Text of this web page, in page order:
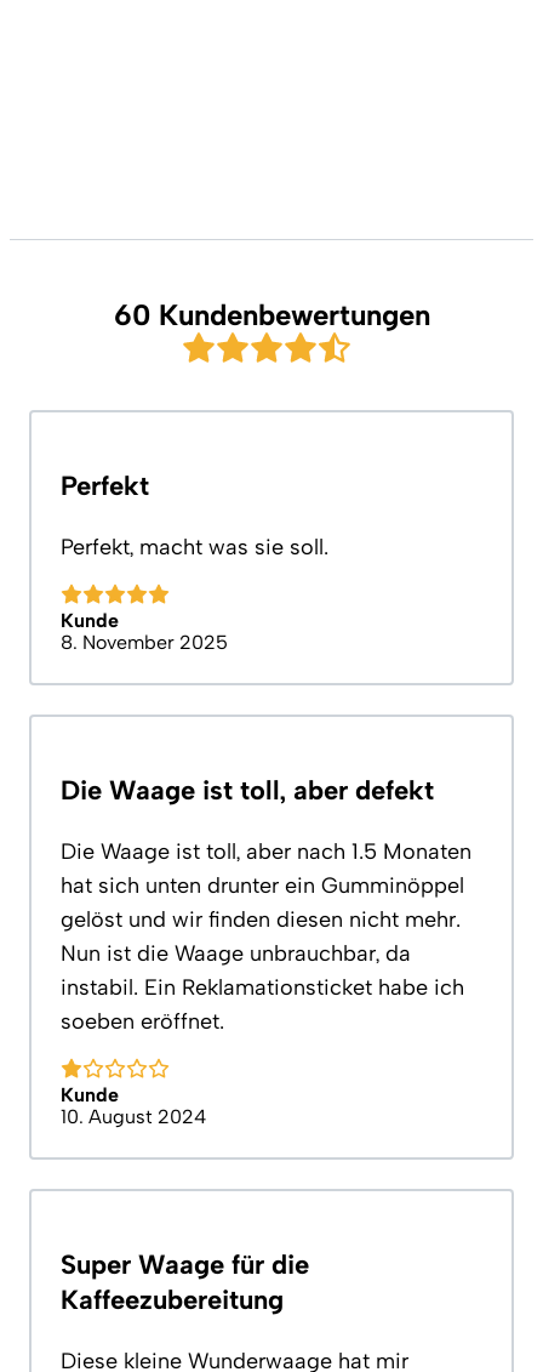
60 Kundenbewertungen
Perfekt
Perfekt, macht was sie soll.
Kunde
8. November 2025
Die Waage ist toll, aber defekt
Die Waage ist toll, aber nach 1.5 Monaten
hat sich unten drunter ein Gumminöppel
gelöst und wir finden diesen nicht mehr.
Nun ist die Waage unbrauchbar, da
instabil. Ein Reklamationsticket habe ich
soeben eröffnet.
Kunde
10. August 2024
Super Waage für die
Kaffeezubereitung
Diese kleine Wunderwaage hat mir